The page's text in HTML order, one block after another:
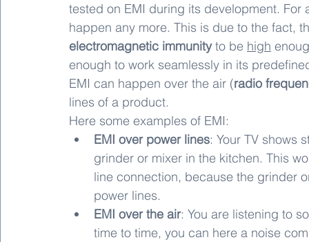
tested on EMI during its development.
happen any more. This is due to the fact,
electromagnetic immunity to be high
enough to work seamlessly in its
EMI can happen over the air (radio
lines of a product.
Here some examples of EMI:
EMI over power lines: Your TV shows
grinder or mixer in the kitchen. This
line connection, because the grinder
power lines.
EMI over the air: You are listening to
time to time, you can here a noise